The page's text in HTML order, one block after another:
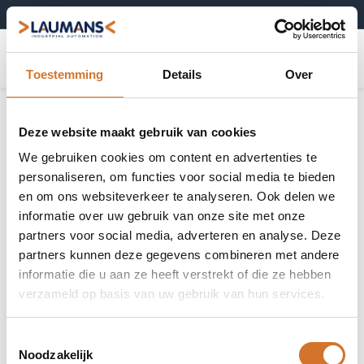
Toestemming Details Over
Deze website maakt gebruik van cookies
We gebruiken cookies om content en advertenties te
personaliseren, om functies voor social media te bieden
en om ons websiteverkeer te analyseren. Ook delen we
informatie over uw gebruik van onze site met onze
partners voor social media, adverteren en analyse. Deze
partners kunnen deze gegevens combineren met andere
informatie die u aan ze heeft verstrekt of die ze hebben
verzameld op basis van uw gebruik van hun services.
Noodzakelijk
0